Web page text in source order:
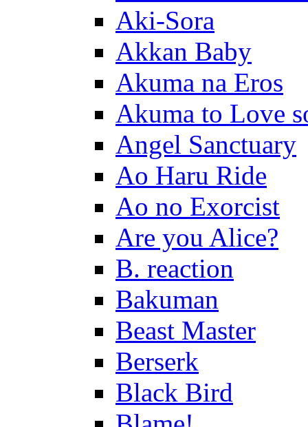
Aki-Sora
Akkan Baby
Akuma na Eros
Akuma to Love
Angel Sanctuary
Ao Haru Ride
Ao no Exorcist
Are you Alice?
B. reaction
Bakuman
Beast Master
Berserk
Black Bird